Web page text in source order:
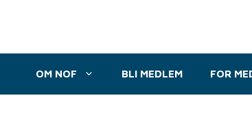
OM NOF BLI MEDLEM FOR